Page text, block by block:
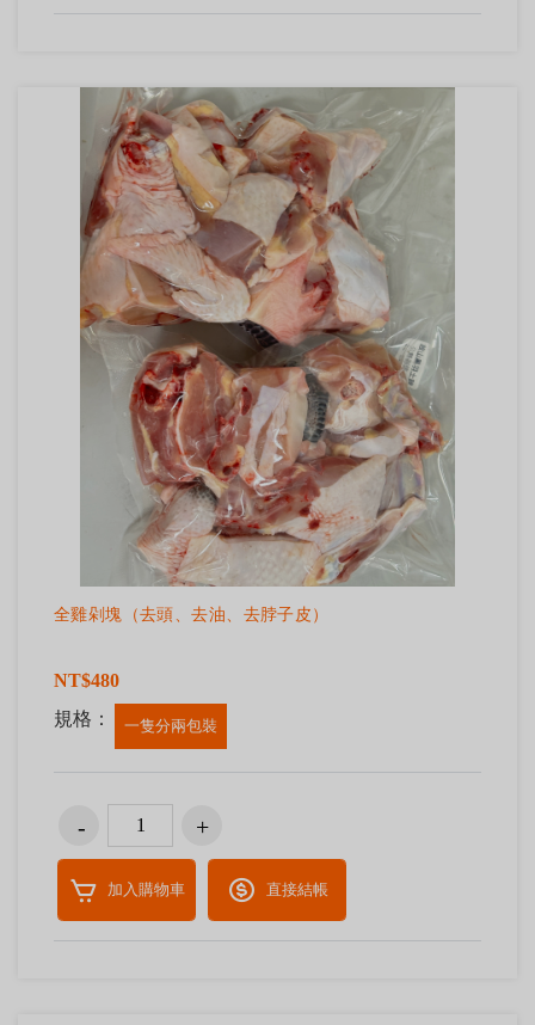
全雞剁塊（去頭、去油、去脖子皮）
NT$480
規格：
一隻分兩包裝
加入購物車 直接結帳